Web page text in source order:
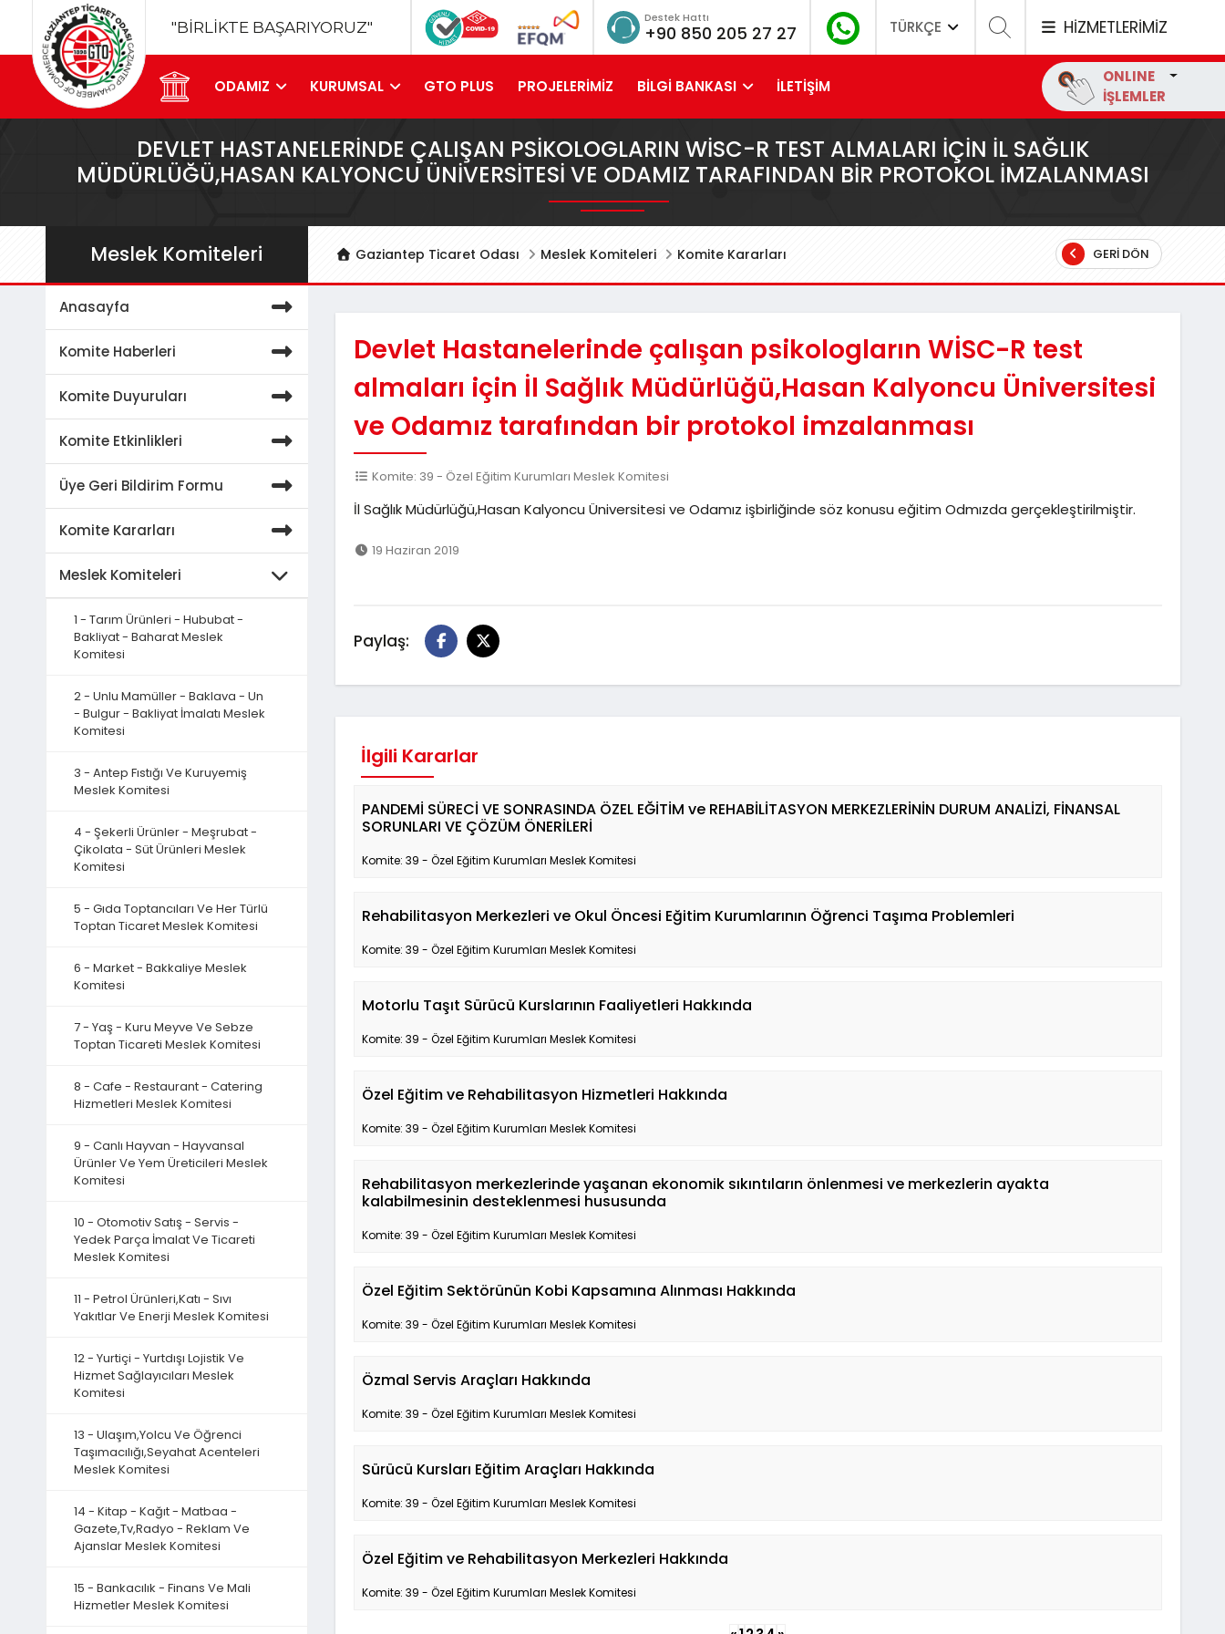
"BİRLİKTE BAŞARIYORUZ"
Destek Hattı
+90 850 205 27 27 TÜRKÇE HİZMETLERİMİZ
ODAMIZ KURUMSAL GTO PLUS PROJELERİMİZ BİLGİ BANKASI İLETİŞİM
ONLINE
İŞLEMLER
DEVLET HASTANELERINDE ÇALIŞAN PSIKOLOGLARIN WİSC-R TEST ALMALARI IÇIN İL SAĞLIK
MÜDÜRLÜĞÜ,HASAN KALYONCU ÜNIVERSITESI VE ODAMIZ TARAFINDAN BIR PROTOKOL IMZALANMASI
Gaziantep Ticaret Odası Meslek Komiteleri Komite Kararları GERI DÖN
Meslek Komiteleri
Anasayfa
Komite Haberleri
Komite Duyuruları
Komite Etkinlikleri
Üye Geri Bildirim Formu
Komite Kararları
Meslek Komiteleri
1 - Tarım Ürünleri - Hububat -
Bakliyat - Baharat Meslek
Komitesi
2 - Unlu Mamüller - Baklava - Un
- Bulgur - Bakliyat İmalatı Meslek
Komitesi
3 - Antep Fıstığı Ve Kuruyemiş
Meslek Komitesi
4 - Şekerli Ürünler - Meşrubat -
Çikolata - Süt Ürünleri Meslek
Komitesi
5 - Gıda Toptancıları Ve Her Türlü
Toptan Ticaret Meslek Komitesi
6 - Market - Bakkaliye Meslek
Komitesi
7 - Yaş - Kuru Meyve Ve Sebze
Toptan Ticareti Meslek Komitesi
8 - Cafe - Restaurant - Catering
Hizmetleri Meslek Komitesi
9 - Canlı Hayvan - Hayvansal
Ürünler Ve Yem Üreticileri Meslek
Komitesi
10 - Otomotiv Satış - Servis -
Yedek Parça İmalat Ve Ticareti
Meslek Komitesi
11 - Petrol Ürünleri,Katı - Sıvı
Yakıtlar Ve Enerji Meslek Komitesi
12 - Yurtiçi - Yurtdışı Lojistik Ve
Hizmet Sağlayıcıları Meslek
Komitesi
13 - Ulaşım,Yolcu Ve Öğrenci
Taşımacılığı,Seyahat Acenteleri
Meslek Komitesi
14 - Kitap - Kağıt - Matbaa -
Gazete,Tv,Radyo - Reklam Ve
Ajanslar Meslek Komitesi
15 - Bankacılık - Finans Ve Mali
Hizmetler Meslek Komitesi
Devlet Hastanelerinde çalışan psikologların WİSC-R test
almaları için İl Sağlık Müdürlüğü,Hasan Kalyoncu Üniversitesi
ve Odamız tarafından bir protokol imzalanması
Komite: 39 - Özel Eğitim Kurumları Meslek Komitesi
İl Sağlık Müdürlüğü,Hasan Kalyoncu Üniversitesi ve Odamız işbirliğinde söz konusu eğitim Odmızda gerçekleştirilmiştir.
19 Haziran 2019
Paylaş:
İlgili Kararlar
PANDEMİ SÜRECİ VE SONRASINDA ÖZEL EĞİTİM ve REHABİLİTASYON MERKEZLERİNİN DURUM ANALİZİ, FİNANSAL
SORUNLARI VE ÇÖZÜM ÖNERİLERİ
Komite: 39 - Özel Eğitim Kurumları Meslek Komitesi
Rehabilitasyon Merkezleri ve Okul Öncesi Eğitim Kurumlarının Öğrenci Taşıma Problemleri
Komite: 39 - Özel Eğitim Kurumları Meslek Komitesi
Motorlu Taşıt Sürücü Kurslarının Faaliyetleri Hakkında
Komite: 39 - Özel Eğitim Kurumları Meslek Komitesi
Özel Eğitim ve Rehabilitasyon Hizmetleri Hakkında
Komite: 39 - Özel Eğitim Kurumları Meslek Komitesi
Rehabilitasyon merkezlerinde yaşanan ekonomik sıkıntıların önlenmesi ve merkezlerin ayakta
kalabilmesinin desteklenmesi hususunda
Komite: 39 - Özel Eğitim Kurumları Meslek Komitesi
Özel Eğitim Sektörünün Kobi Kapsamına Alınması Hakkında
Komite: 39 - Özel Eğitim Kurumları Meslek Komitesi
Özmal Servis Araçları Hakkında
Komite: 39 - Özel Eğitim Kurumları Meslek Komitesi
Sürücü Kursları Eğitim Araçları Hakkında
Komite: 39 - Özel Eğitim Kurumları Meslek Komitesi
Özel Eğitim ve Rehabilitasyon Merkezleri Hakkında
Komite: 39 - Özel Eğitim Kurumları Meslek Komitesi